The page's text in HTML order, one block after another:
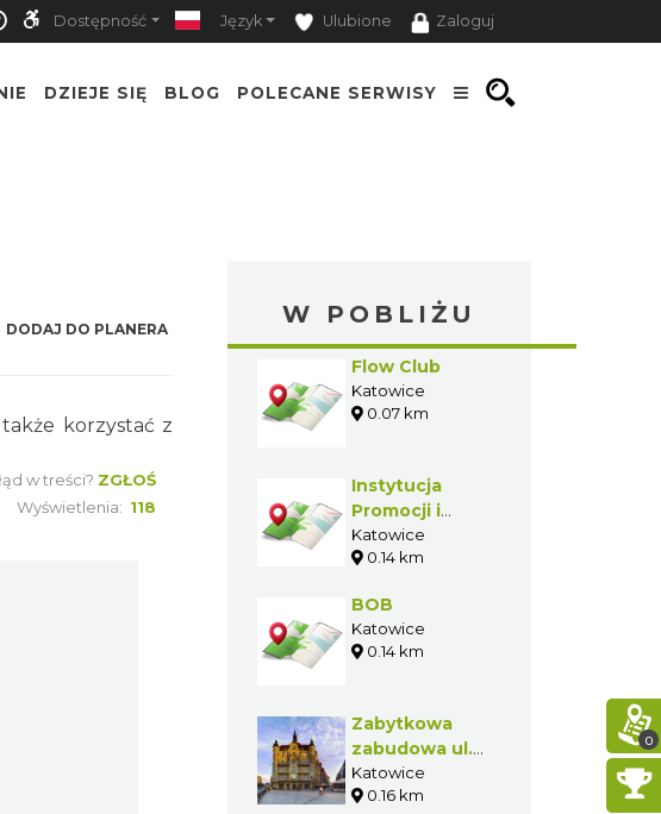
Dostępność Język Ulubione Zaloguj
DZIEJE SIĘ BLOG POLECANE SERWISY
DODAJ DO PLANERA
korzystać z
w treści? ZGŁOŚ
Wyświetlenia: 118
W POBLIŻU
Flow Club
Katowice
0.07 km
Instytucja
Promocji i
Upowszechniania
Muzyki "Silesia"
Katowice
0.14 km
BOB
Katowice
0.14 km
Zabytkowa
zabudowa ul.
Mickiewicza w
Katowicach
Katowice
0.16 km
0